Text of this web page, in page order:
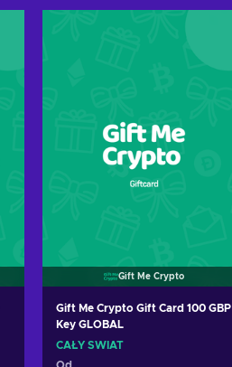
Dodaj do koszyka
Zobacz oferty
Gift Me Crypto
Gift Me Crypto Gift Card 100 GBP
Key GLOBAL
CAŁY ŚWIAT